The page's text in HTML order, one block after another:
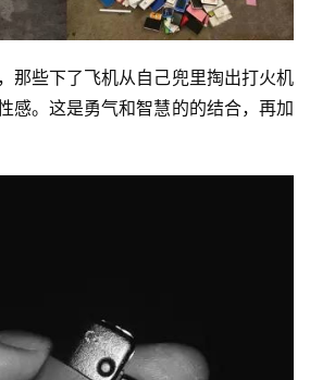
那些下了飞机从自己兜里掏出打火机
感。这是勇气和智慧的的结合，再加